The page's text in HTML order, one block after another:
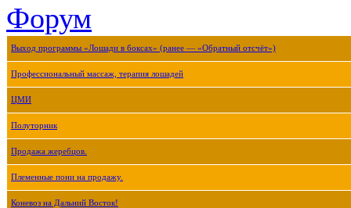
Форум
Выход программы «Лошади в боксах» (ранее — «Обратный отсчёт»)
Профессиональный массаж, терапия лошадей
ЦМИ
Полуторник
Продажа жеребцов.
Племенные пони на продажу.
Коневоз на Дальний Восток!